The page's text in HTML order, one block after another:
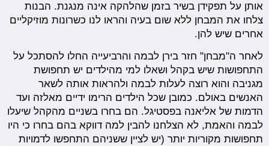
אותן על תפקידן בשיר בזמן שהלהקה אינה מנגנת. הבנות
צלחו את המבחן ללא שום בעיה והראו לנו כשרונות מוזיקליים
אחרים שיש להן.
לאחר ה"מבחן" חזר בירן לבמה והרביעייה החלו להסתכל על
התחפושות שיש בקהל ושאלו למי מהילדים יש תחפושת
מגניבה והוא רוצה לעלות לבמה ולהראות אותה לשאר
האנשים באולם. כמובן שכל הילדים הרימו ידיים מאלזה ועד
הדמות של אליאנה בפסטיגל. הם בחרו בשניים מהקהל שיעלו
לבמה והאמת, לא הצלחנו להבין למה דווקא בהם בחרו כי היו
תחפושות מקוריות יותר (יש לציין ששניהם התחפשו לדמויות